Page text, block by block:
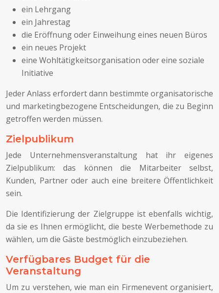
ein Lehrgang
ein Jahrestag
die Eröffnung oder Einweihung eines neuen Büros
ein neues Projekt
eine Wohltätigkeitsorganisation oder eine soziale
Initiative
Jeder Anlass erfordert dann bestimmte organisatorische
und marketingbezogene Entscheidungen, die zu Beginn
getroffen werden müssen.
Zielpublikum
Jede Unternehmensveranstaltung hat ihr eigenes
Zielpublikum: das können die Mitarbeiter selbst,
Kunden, Partner oder auch eine breitere Öffentlichkeit
sein.
Die Identifizierung der Zielgruppe ist ebenfalls wichtig,
da sie es Ihnen ermöglicht, die beste Werbemethode zu
wählen, um die Gäste bestmöglich einzubeziehen.
Verfügbares Budget für die
Veranstaltung
Um zu verstehen, wie man ein Firmenevent organisiert,